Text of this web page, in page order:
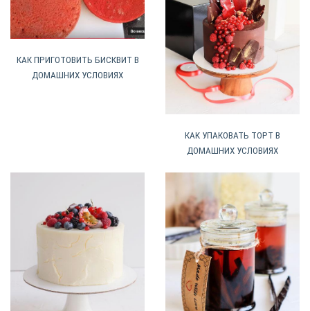
КАК ПРИГОТОВИТЬ БИСКВИТ В
ДОМАШНИХ УСЛОВИЯХ
КАК УПАКОВАТЬ ТОРТ В
ДОМАШНИХ УСЛОВИЯХ